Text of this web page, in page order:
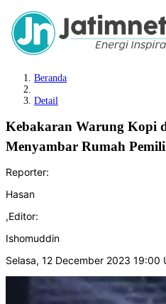
Beranda
Detail
Kebakaran Warung Kopi
Menyambar Rumah
Reporter:
Hasan
,Editor:
Ishomuddin
Selasa, 12 December 2023 19:00